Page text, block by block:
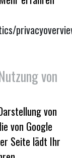
von
von
von Google
Seite lädt Ihr